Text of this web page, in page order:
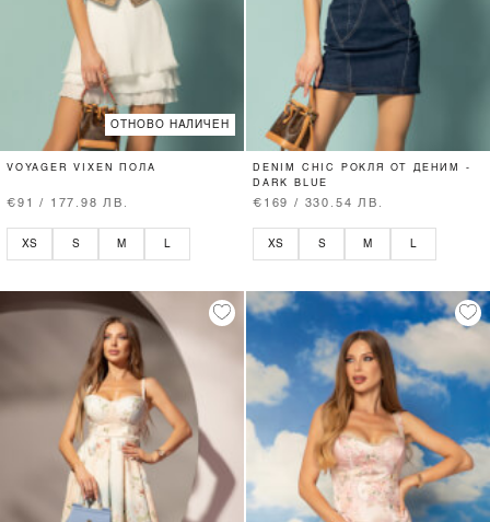
ОТНОВО НАЛИЧЕН
VOYAGER VIXEN ПОЛА
€91 / 177.98 ЛВ.
XS S M
DENIM CHIC РОКЛЯ ОТ ДЕНИМ -
DARK BLUE
€169 / 330.54 ЛВ.
XS S M